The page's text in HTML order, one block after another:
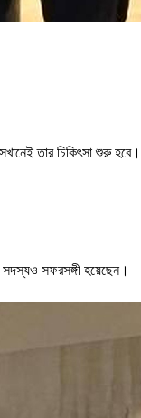
তার চিকিৎসা শুরু
সদস্যও সফরসঙ্গী হয়েছেন।